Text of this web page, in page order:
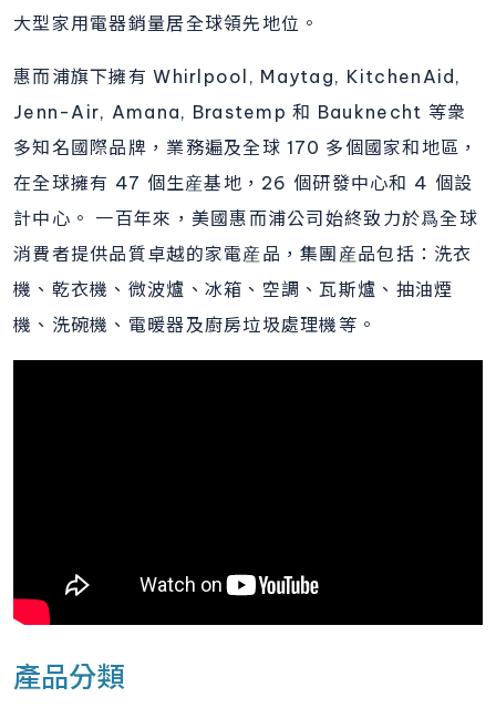
大型家用電器銷量居全球領先地位。
惠而浦旗下擁有 Whirlpool, Maytag, KitchenAid,
Jenn-Air, Amana, Brastemp 和 Bauknecht 等衆
多知名國際品牌，業務遍及全球 170 多個國家和地區，
在全球擁有 47 個生産基地，26 個研發中心和 4 個設
計中心。 一百年來，美國惠而浦公司始終致力於爲全球
消費者提供品質卓越的家電産品，集團産品包括：洗衣
機、乾衣機、微波爐、冰箱、空調、瓦斯爐、抽油煙
機、洗碗機、電暖器及廚房垃圾處理機等。
產品分類